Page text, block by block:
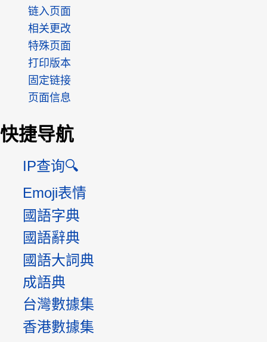
链入页面
相关更改
特殊页面
打印版本
固定链接
页面信息
快捷导航
IP查询🔍
Emoji表情
國語字典
國語辭典
國語大詞典
成語典
台灣數據集
香港數據集